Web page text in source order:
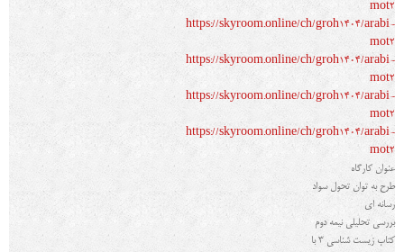
mot2
https://skyroom.online/ch/groh1404/arabi-
mot2
https://skyroom.online/ch/groh1404/arabi-
mot2
https://skyroom.online/ch/groh1404/arabi-
mot2
https://skyroom.online/ch/groh1404/arabi-
mot2
عنوان کارگاه
طرح به توان تحول سواد
رسانه ای
بررسی تحلیلی نیمه دوم
کتاب زیست شناسی 3 با